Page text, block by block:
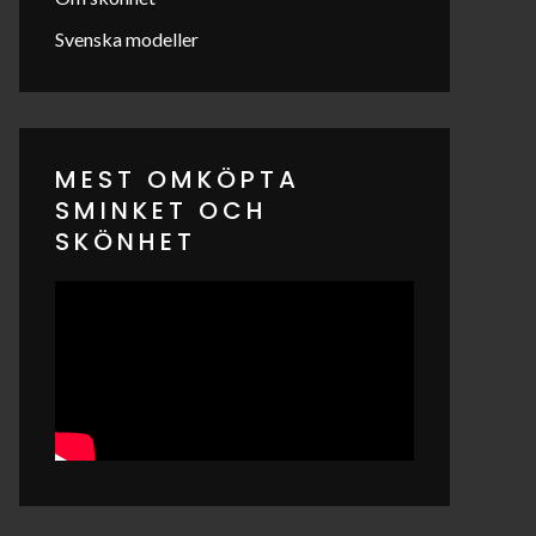
Svenska modeller
MEST OMKÖPTA
SMINKET OCH
SKÖNHET